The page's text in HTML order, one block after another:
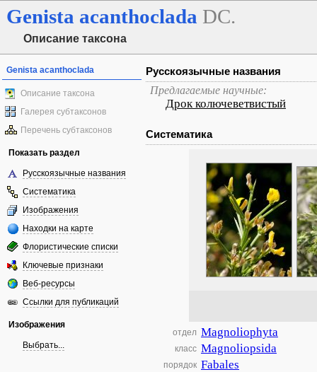
Genista acanthoclada DC.
Описание таксона
Genista acanthoclada
Описание таксона
Галерея субтаксонов
Перечень субтаксонов
Показать раздел
Русскоязычные названия
Систематика
Изображения
Находки на карте
Флористические списки
Ключевые признаки
Веб-ресурсы
Ссылки для публикаций
Изображения
Выбрать...
Русскоязычные названия
Предлагаемые научные:
Дрок колючеветвистый
Систематика
отдел Magnoliophyta
класс Magnoliopsida
порядок Fabales